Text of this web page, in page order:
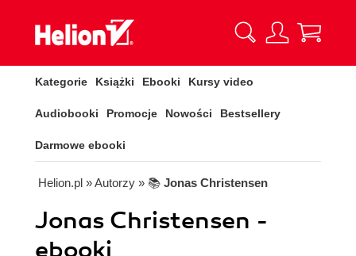
Kategorie Książki Ebooki Kursy video
Audiobooki Promocje Nowości Bestsellery
Darmowe ebooki
Helion.pl » Autorzy » 📚 Jonas Christensen
Jonas Christensen -
ebooki